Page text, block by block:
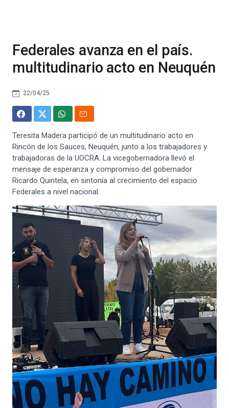
Federales avanza en el país.
multitudinario acto en Neuquén
22/04/25
Teresita Madera participó de un multitudinario acto en
Rincón de los Sauces, Neuquén, junto a los trabajadores y
trabajadoras de la UOCRA. La vicegobernadora llevó el
mensaje de esperanza y compromiso del gobernador
Ricardo Quintela, en sintonía al crecimiento del espacio
Federales a nivel nacional.